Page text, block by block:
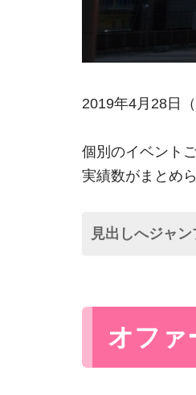
2019年4月28日
個別のイベント
実績数がまとめ
見出しへジャン
オファ